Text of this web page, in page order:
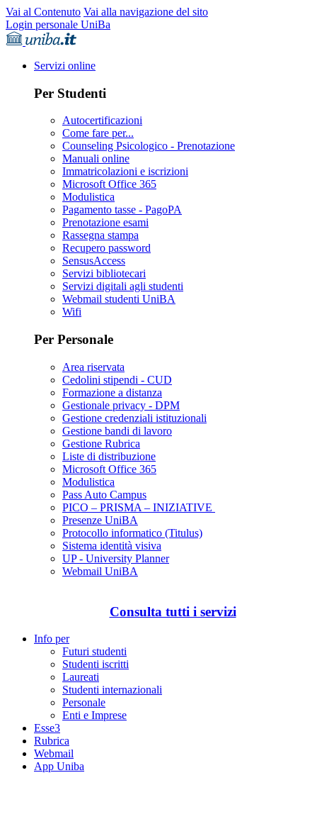
Vai al Contenuto Vai alla navigazione del sito
Login personale UniBa
Servizi online
Per Studenti
Autocertificazioni
Come fare per...
Counseling Psicologico - Prenotazione
Manuali online
Immatricolazioni e iscrizioni
Microsoft Office 365
Modulistica
Pagamento tasse - PagoPA
Prenotazione esami
Rassegna stampa
Recupero password
SensusAccess
Servizi bibliotecari
Servizi digitali agli studenti
Webmail studenti UniBA
Wifi
Per Personale
Area riservata
Cedolini stipendi - CUD
Formazione a distanza
Gestionale privacy - DPM
Gestione credenziali istituzionali
Gestione bandi di lavoro
Gestione Rubrica
Liste di distribuzione
Microsoft Office 365
Modulistica
Pass Auto Campus
PICO – PRISMA – INIZIATIVE
Presenze UniBA
Protocollo informatico (Titulus)
Sistema identità visiva
UP - University Planner
Webmail UniBA
Consulta tutti i servizi
Info per
Futuri studenti
Studenti iscritti
Laureati
Studenti internazionali
Personale
Enti e Imprese
Esse3
Rubrica
Webmail
App Uniba